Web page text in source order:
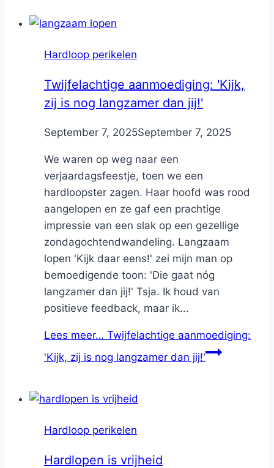
Hardloop perikelen
Twijfelachtige aanmoediging: 'Kijk,
zij is nog langzamer dan jij!'
ByNicole
September 7, 2025September 7, 2025
We waren op weg naar een
verjaardagsfeestje, toen we een
hardloopster zagen. Haar hoofd was rood
aangelopen en ze gaf een prachtige
impressie van een slak op een gezellige
zondagochtendwandeling. Langzaam
lopen 'Kijk daar eens!' zei mijn man op
bemoedigende toon: 'Die gaat nóg
langzamer dan jij!' Tsja. Ik houd van
positieve feedback, maar ik...
Lees meer… Twijfelachtige aanmoediging:
'Kijk, zij is nog langzamer dan jij!'
Hardloop perikelen
Hardlopen is vrijheid